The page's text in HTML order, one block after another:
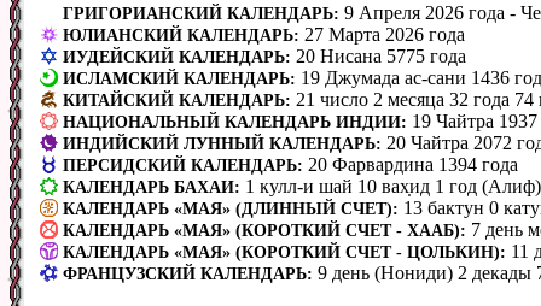
ГРИГОРИАНСКИЙ КАЛЕНДАРЬ: 9 Апреля 2026 года -
ЮЛИАНСКИЙ КАЛЕНДАРЬ: 27 Марта 2026 года
ИУДЕЙСКИЙ КАЛЕНДАРЬ: 20 Нисана 5775 года
ИСЛАМСКИЙ КАЛЕНДАРЬ: 19 Джумада ас-сани 1436
КИТАЙСКИЙ КАЛЕНДАРЬ: 21 число 2 месяца 32 года
НАЦИОНАЛЬНЫЙ КАЛЕНДАРЬ ИНДИИ: 19 Чайтра 1937
ИНДИЙСКИЙ ЛУННЫЙ КАЛЕНДАРЬ: 20 Чайтра 2072
ПЕРСИДСКИЙ КАЛЕНДАРЬ: 20 Фарвардина 1394 года
КАЛЕНДАРЬ БАХАИ: 1 кулл-и шай 10 вах̣ид 1 год
КАЛЕНДАРЬ «МАЯ» (ДЛИННЫЙ СЧЕТ): 13 бактун 0
КАЛЕНДАРЬ «МАЯ» (КОРОТКИЙ СЧЕТ - ХААБ): 7 день
КАЛЕНДАРЬ «МАЯ» (КОРОТКИЙ СЧЕТ - ЦОЛЬКИН): 11
ФРАНЦУЗСКИЙ КАЛЕНДАРЬ: 9 день (Нониди) 2 декады